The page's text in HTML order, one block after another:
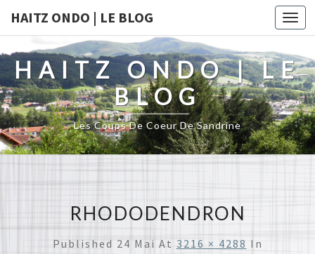
HAITZ ONDO | LE BLOG
HAITZ ONDO | LE
BLOG
Les Coups De Coeur De Sandrine
RHODODENDRON
Published 24 Mai At 3216 × 4288 In